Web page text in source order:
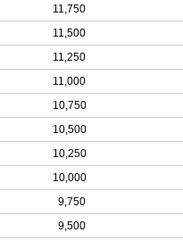
11,750
11,500
11,250
11,000
10,750
10,500
10,250
10,000
9,750
9,500